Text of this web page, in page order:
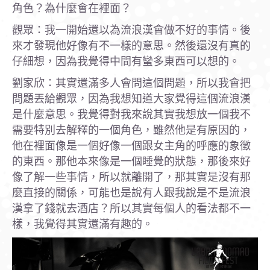
角色？為什麼會在裡面？
觀眾：我一開始還以為流浪漢會做不好的事情。後
來才發現他好像有不一樣的意思。然後還沒有真的
仔細想，因為我覺得中間有蠻多東西可以想的。
劉家欣：其實還滿多人會問這個問題，所以我會把
問題丟給觀眾，因為我想知道大家覺得這個流浪漢
是什麼意思。我覺得對我來說其實我想放一個我不
需要特別去解釋的一個角色，雖然他是有原因的，
他在裡面像是一個好像一個跟女主角的呼應的象徵
的東西。那他本來像是一個睡覺的狀態，那後來好
像了解一些事情，所以就離開了，那其實是沒有那
麼直接的關係，可能也是說有人跟我說是不是流浪
漢拿了錢就去酒店？所以其實每個人的看法都不一
樣，我覺得其實還滿有趣的。